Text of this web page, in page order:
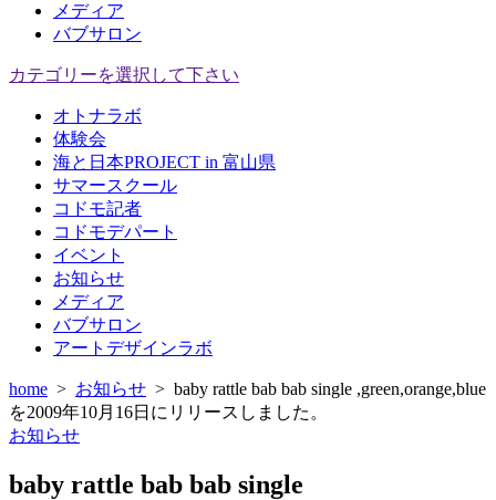
メディア
バブサロン
カテゴリーを選択して下さい
オトナラボ
体験会
海と日本PROJECT in 富山県
サマースクール
コドモ記者
コドモデパート
イベント
お知らせ
メディア
バブサロン
アートデザインラボ
home > お知らせ > baby rattle bab bab single ,green,orange,blue
を2009年10月16日にリリースしました。
お知らせ
baby rattle bab bab single